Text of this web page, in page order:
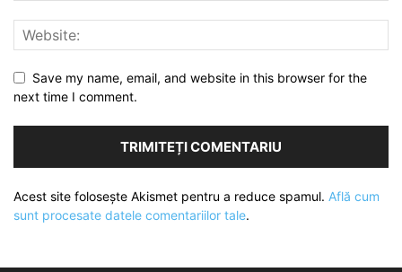
Save my name, email, and website in this browser for the
next time I comment.
Acest site folosește Akismet pentru a reduce spamul. Află cum
sunt procesate datele comentariilor tale.